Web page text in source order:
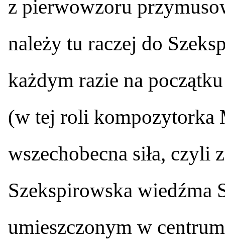
z pierwowzoru
należy tu raczej do
każdym razie na
(w tej roli kompozytorka
wszechobecna siła, czyli
Szekspirowska wiedźma
umieszczonym w